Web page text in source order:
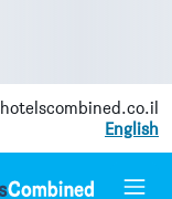
hotelscombined.co.il
English